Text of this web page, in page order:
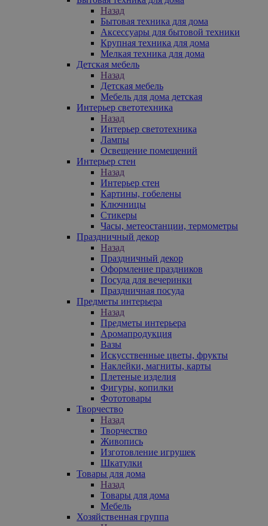
Назад
Бытовая техника для дома
Аксессуары для бытовой техники
Крупная техника для дома
Мелкая техника для дома
Детская мебель
Назад
Детская мебель
Мебель для дома детская
Интерьер светотехника
Назад
Интерьер светотехника
Лампы
Освещение помещений
Интерьер стен
Назад
Интерьер стен
Картины, гобелены
Ключницы
Стикеры
Часы, метеостанции, термометры
Праздничный декор
Назад
Праздничный декор
Оформление праздников
Посуда для вечеринки
Праздничная посуда
Предметы интерьера
Назад
Предметы интерьера
Аромапродукция
Вазы
Искусственные цветы, фрукты
Наклейки, магниты, карты
Плетеные изделия
Фигуры, копилки
Фототовары
Творчество
Назад
Творчество
Живопись
Изготовление игрушек
Шкатулки
Товары для дома
Назад
Товары для дома
Мебель
Хозяйственная группа